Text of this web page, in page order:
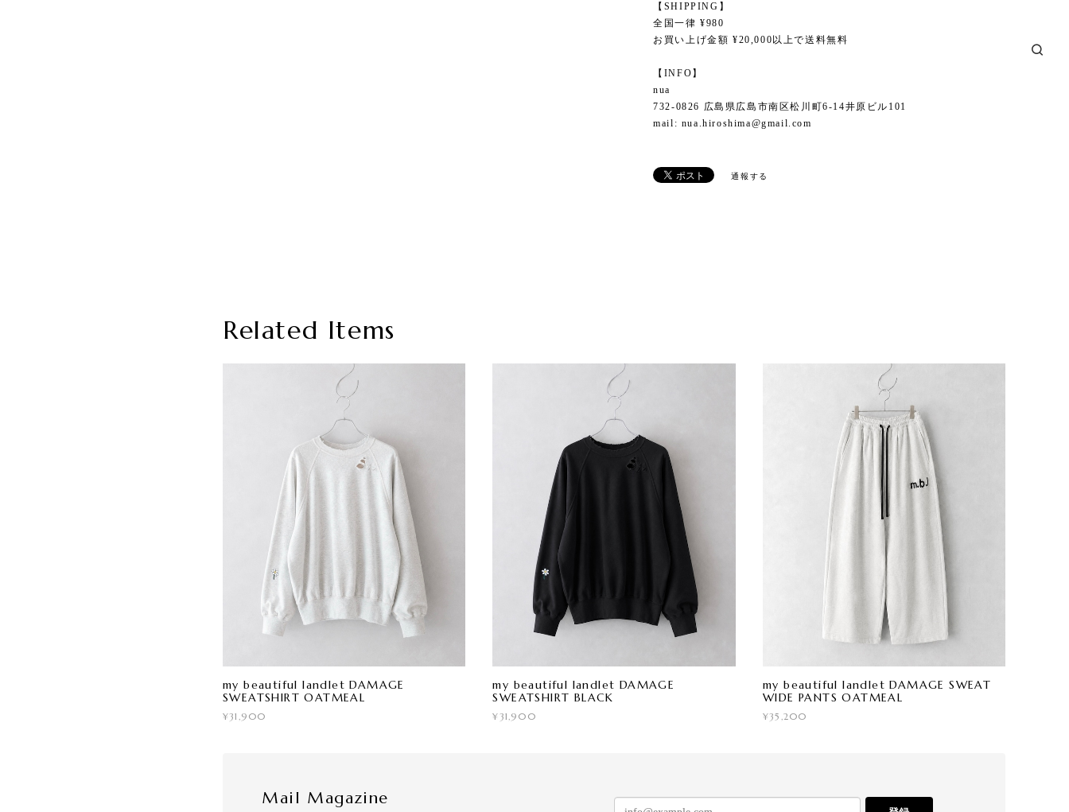
【SHIPPING】
全国一律 ¥980
お買い上げ金額 ¥20,000以上で送料無料
【INFO】
nua
732-0826 広島県広島市南区松川町6-14井原ビル101
mail: nua.hiroshima@gmail.com
通報する
Related Items
my beautiful landlet DAMAGE
SWEATSHIRT OATMEAL
¥31,900
my beautiful landlet DAMAGE
SWEATSHIRT BLACK
¥31,900
my beautiful landlet DAMAGE SWEAT
WIDE PANTS OATMEAL
¥35,200
Mail Magazine